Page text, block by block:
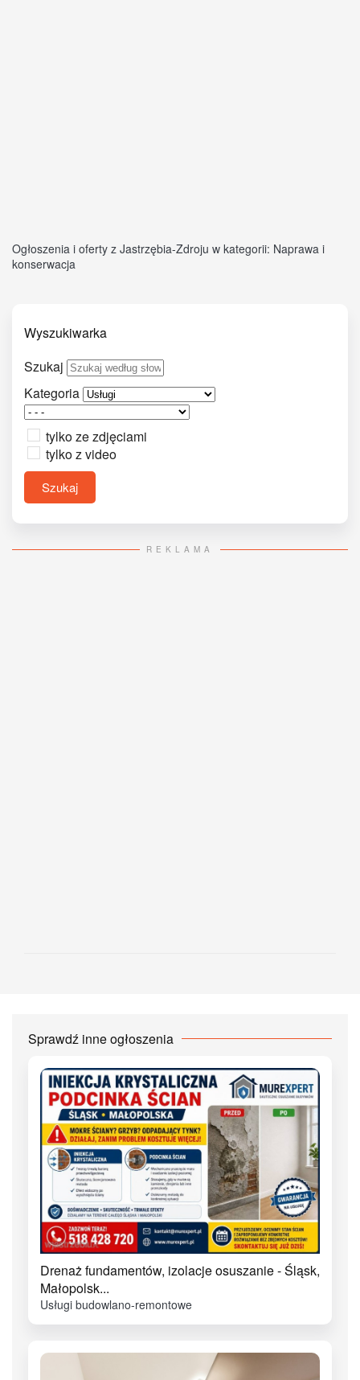
Ogłoszenia i oferty z Jastrzębia-Zdroju w kategorii: Naprawa i
konserwacja
Wyszukiwarka
Szukaj
Kategoria
tylko ze zdjęciami
tylko z video
Szukaj
REKLAMA
Sprawdź inne ogłoszenia
Drenaż fundamentów, izolacje osuszanie - Śląsk,
Małopolsk...
Usługi budowlano-remontowe